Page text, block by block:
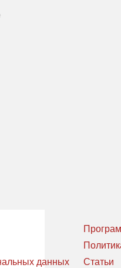
данных
Статьи